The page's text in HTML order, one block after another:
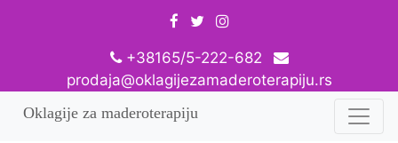
+38165/5-222-682
prodaja@oklagijezamaderoterapiju.rs
Oklagije za maderoterapiju